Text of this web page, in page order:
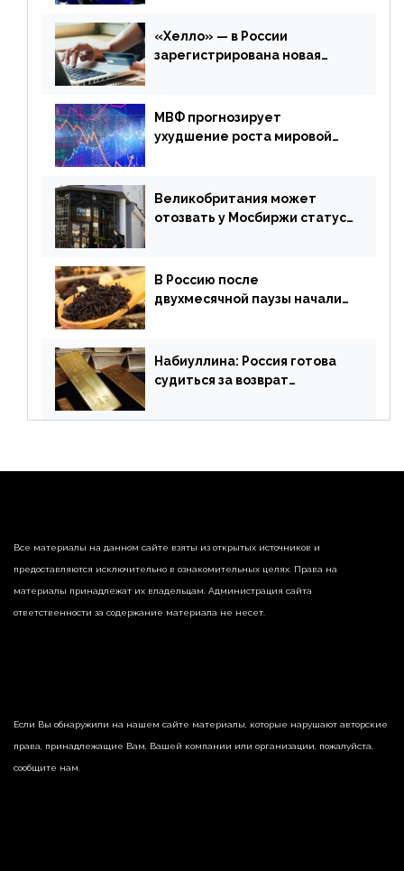
апреля
«Хелло» — в России
зарегистрирована новая
МВФ прогнозирует
ухудшение роста мировой
апреля
Великобритания может
отозвать у Мосбиржи статус
В Россию после
двухмесячной паузы начали
Набиуллина: Россия готова
судиться за возврат
страны
Все материалы на данном сайте взяты из открытых источников и
предоставляются исключительно в ознакомительных целях. Права на
материалы принадлежат их владельцам. Администрация сайта
ответственности за содержание материала не несет.
Если Вы обнаружили на нашем сайте материалы, которые нарушают авторские
права, принадлежащие Вам, Вашей компании или организации, пожалуйста,
сообщите нам.